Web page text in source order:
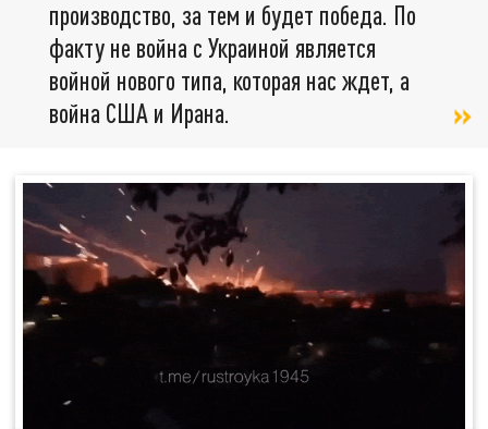
производство, за тем и будет победа. По
факту не война с Украиной является
войной нового типа, которая нас ждет, а
война США и Ирана.